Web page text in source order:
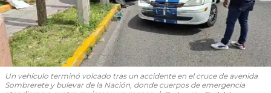
Un vehículo terminó volcado tras un accidente en el cruce de avenida
Sombrerete y bulevar de la Nación, donde cuerpos de emergencia